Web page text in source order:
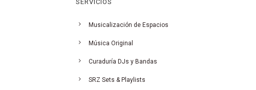
SERVICIOS
Musicalización de Espacios
Música Original
Curaduría DJs y Bandas
SRZ Sets & Playlists